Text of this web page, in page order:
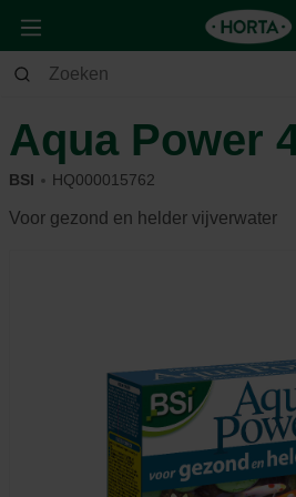
Tuin Vijver
Aqua Power
BSI HQ000015762
Voor gezond en helder vijverwater